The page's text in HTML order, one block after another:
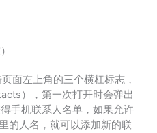
面左上角的三个横杠标志，
），第一次打开时会弹出
手机联系人名单，如果允许
的人名，就可以添加新的联